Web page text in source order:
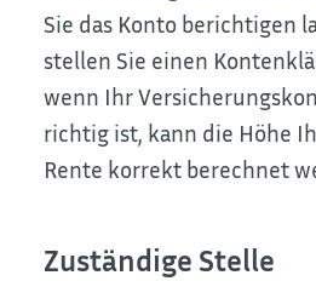
Sie das Konto berichtigen
stellen Sie einen
wenn Ihr
richtig ist, kann die Höhe
Rente korrekt berechnet
Zuständige Stelle